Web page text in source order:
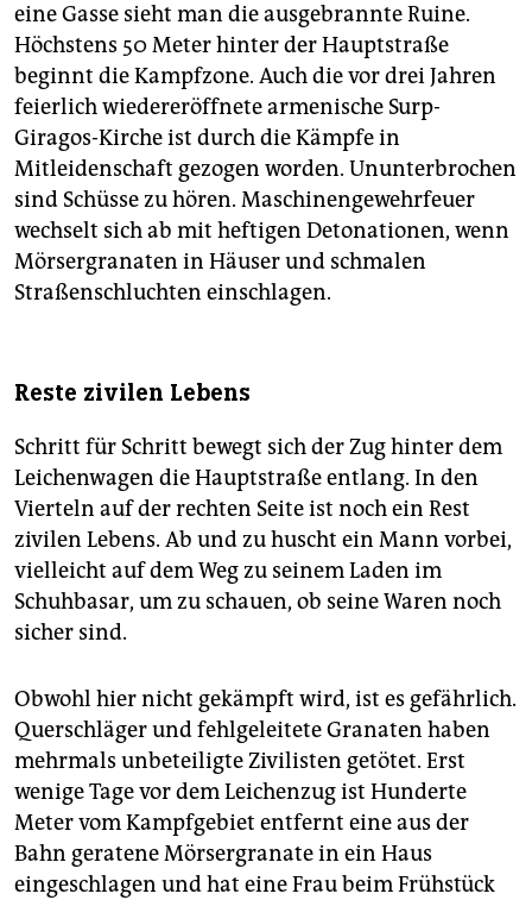
eine Gasse sieht man die ausgebrannte Ruine.
Höchstens 50 Meter hinter der Hauptstraße
beginnt die Kampfzone. Auch die vor drei Jahren
feierlich wiedereröffnete armenische Surp-
Giragos-Kirche ist durch die Kämpfe in
Mitleidenschaft gezogen worden. Ununterbrochen
sind Schüsse zu hören. Maschinengewehrfeuer
wechselt sich ab mit heftigen Detonationen, wenn
Mörsergranaten in Häuser und schmalen
Straßenschluchten einschlagen.
Reste zivilen Lebens
Schritt für Schritt bewegt sich der Zug hinter dem
Leichenwagen die Hauptstraße entlang. In den
Vierteln auf der rechten Seite ist noch ein Rest
zivilen Lebens. Ab und zu huscht ein Mann vorbei,
vielleicht auf dem Weg zu seinem Laden im
Schuhbasar, um zu schauen, ob seine Waren noch
sicher sind.
Obwohl hier nicht gekämpft wird, ist es gefährlich.
Querschläger und fehlgeleitete Granaten haben
mehrmals unbeteiligte Zivilisten getötet. Erst
wenige Tage vor dem Leichenzug ist Hunderte
Meter vom Kampfgebiet entfernt eine aus der
Bahn geratene Mörsergranate in ein Haus
eingeschlagen und hat eine Frau beim Frühstück